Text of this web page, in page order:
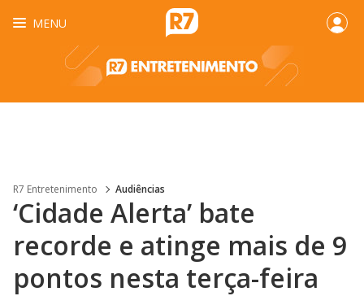
MENU
R7 Entretenimento Audiências
‘Cidade Alerta’ bate
recorde e atinge mais de 9
pontos nesta terça-feira